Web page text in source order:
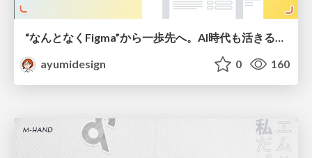
“なんとなくFigma”から一歩先へ。AI時代も活きるWeb制作フロー
ayumidesign
0 160